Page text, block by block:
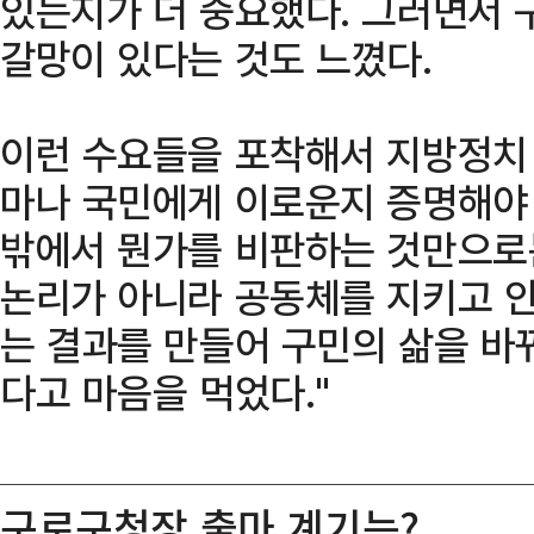
갈망이 있다는 것도 느꼈다.
이런 수요들을 포착해서 지방정
마나 국민에게 이로운지 증명해
밖에서 뭔가를 비판하는 것만으
논리가 아니라 공동체를 지키고
는 결과를 만들어 구민의 삶을
다고 마음을 먹었다."